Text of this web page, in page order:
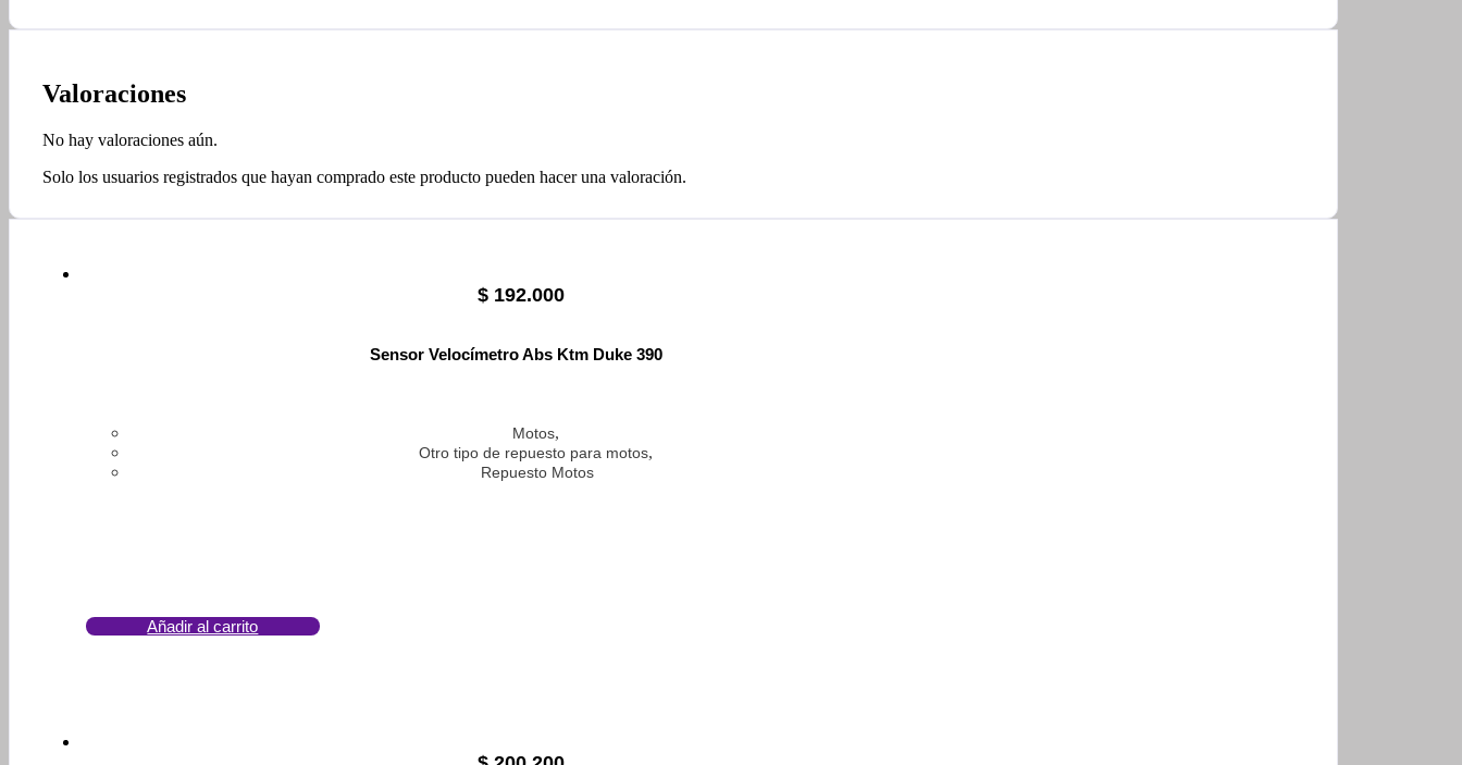
Valoraciones
No hay valoraciones aún.
Solo los usuarios registrados que hayan comprado este producto pueden hacer una valoración.
$ 192.000
Sensor Velocímetro Abs Ktm Duke 390
Motos,
Otro tipo de repuesto para motos,
Repuesto Motos
Añadir al carrito